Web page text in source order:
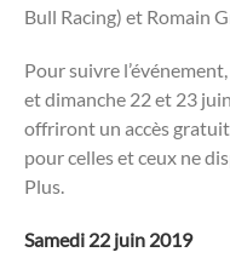
Bull Racing) et Romain
Pour suivre
et dimanche 22 et 23
offriront un accès
pour celles et ceux ne
Plus.
Samedi 22 juin 2019